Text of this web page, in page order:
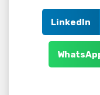
LinkedIn